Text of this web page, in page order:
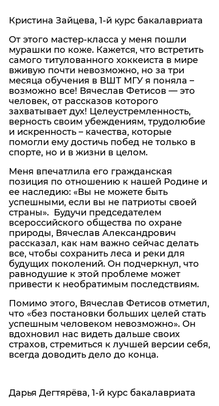
Кристина Зайцева, 1-й курс бакалавриата
От этого мастер-класса у меня пошли
мурашки по коже. Кажется, что встретить
самого титулованного хоккеиста в мире
вживую почти невозможно, но за три
месяца обучения в ВШТ МГУ я поняла –
возможно все! Вячеслав Фетисов — это
человек, от рассказов которого
захватывает дух! Целеустремленность,
верность своим убеждениям, трудолюбие
и искренность – качества, которые
помогли ему достичь побед не только в
спорте, но и в жизни в целом.
Меня впечатлила его гражданская
позиция по отношению к нашей Родине и
ее наследию: «Вы не можете быть
успешными, если вы не патриоты своей
страны». Будучи председателем
всероссийского общества по охране
природы, Вячеслав Александрович
рассказал, как нам важно сейчас делать
все, чтобы сохранить леса и реки для
будущих поколений. Он подчеркнул, что
равнодушие к этой проблеме может
привести к необратимым последствиям.
Помимо этого, Вячеслав Фетисов отметил,
что «без постановки больших целей стать
успешным человеком невозможно». Он
вдохновил нас видеть дальше своих
страхов, стремиться к лучшей версии себя,
всегда доводить дело до конца.
Дарья Дегтярёва, 1-й курс бакалавриата